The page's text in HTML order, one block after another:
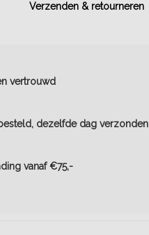
Verzenden & retourneren
vertrouwd
dezelfde dag verzonden
vanaf €75,-